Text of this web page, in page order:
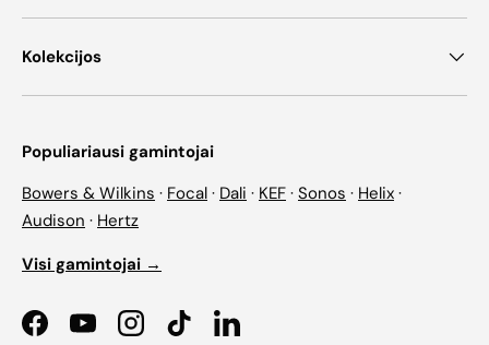
Kolekcijos
Populiariausi gamintojai
Bowers & Wilkins · Focal · Dali · KEF · Sonos · Helix ·
Audison · Hertz
Visi gamintojai →
FacebookYouTubeInstagramTikTokLinkedIn